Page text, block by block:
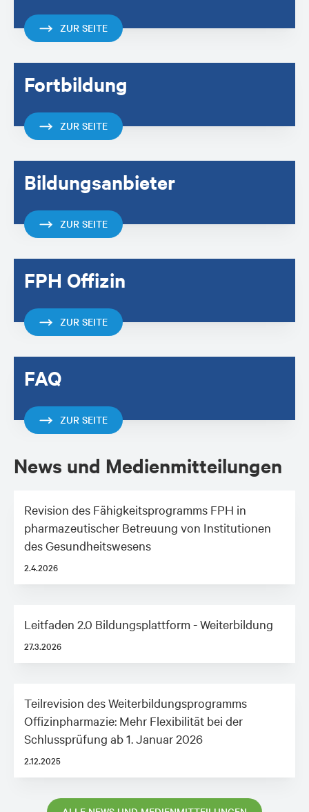
ZUR SEITE
Fortbildung
ZUR SEITE
Bildungsanbieter
ZUR SEITE
FPH Offizin
ZUR SEITE
FAQ
ZUR SEITE
News und Medienmitteilungen
Revision des Fähigkeitsprogramms FPH in
pharmazeutischer Betreuung von Institutionen
des Gesundheitswesens
2.4.2026
Leitfaden 2.0 Bildungsplattform - Weiterbildung
27.3.2026
Teilrevision des Weiterbildungsprogramms
Offizinpharmazie: Mehr Flexibilität bei der
Schlussprüfung ab 1. Januar 2026
2.12.2025